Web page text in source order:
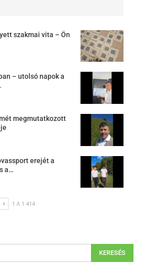
szakmai vita – Ön
– utolsó napok a
megmutatkozott
erejét a
a…
1 A 1 414